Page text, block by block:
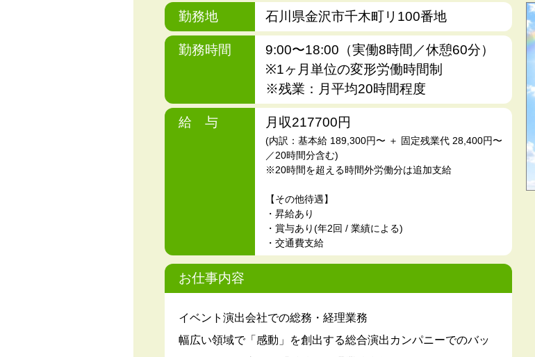
勤務地 石川県金沢市千木町リ100番地
勤務時間
9:00〜18:00（実働8時間／休憩60分）
※1ヶ月単位の変形労働時間制
※残業：月平均20時間程度
給 与 月収217700円
(内訳：基本給 189,300円〜 ＋ 固定残業代 28,400円〜
／20時間分含む)
※20時間を超える時間外労働分は追加支給
【その他待遇】
・昇給あり
・賞与あり(年2回 / 業績による)
・交通費支給
お仕事内容
イベント演出会社での総務・経理業務
幅広い領域で「感動」を創出する総合演出カンパニーでのバッ